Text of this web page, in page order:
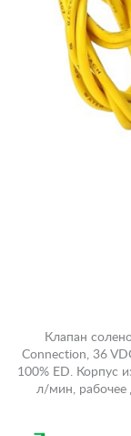
Клапан
Connection, 36
100% ED. Корпус
л/мин, рабочее